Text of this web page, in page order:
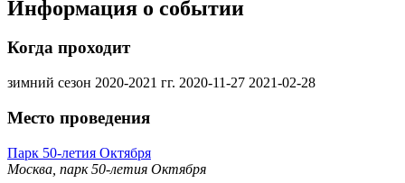
Информация о событии
Когда проходит
зимний сезон 2020-2021 гг. 2020-11-27 2021-02-28
Место проведения
Парк 50-летия Октября
Москва, парк 50-летия Октября